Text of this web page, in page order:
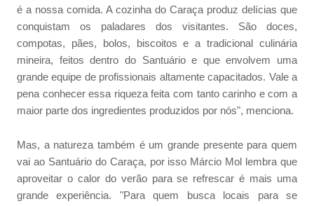
é a nossa comida. A cozinha do Caraça produz delícias que
conquistam os paladares dos visitantes. São doces,
compotas, pães, bolos, biscoitos e a tradicional culinária
mineira, feitos dentro do Santuário e que envolvem uma
grande equipe de profissionais altamente capacitados. Vale a
pena conhecer essa riqueza feita com tanto carinho e com a
maior parte dos ingredientes produzidos por nós", menciona.
Mas, a natureza também é um grande presente para quem
vai ao Santuário do Caraça, por isso Márcio Mol lembra que
aproveitar o calor do verão para se refrescar é mais uma
grande experiência. "Para quem busca locais para se